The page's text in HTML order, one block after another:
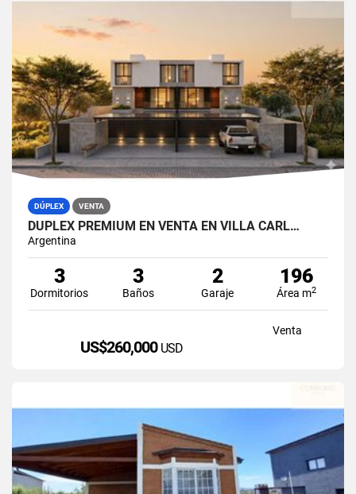
DÚPLEX VENTA
DUPLEX PREMIUM EN VENTA EN VILLA CARL…
Argentina
3
Dormitorios
3
Baños
2
Garaje
196
Área m2
Venta
US$260,000 USD